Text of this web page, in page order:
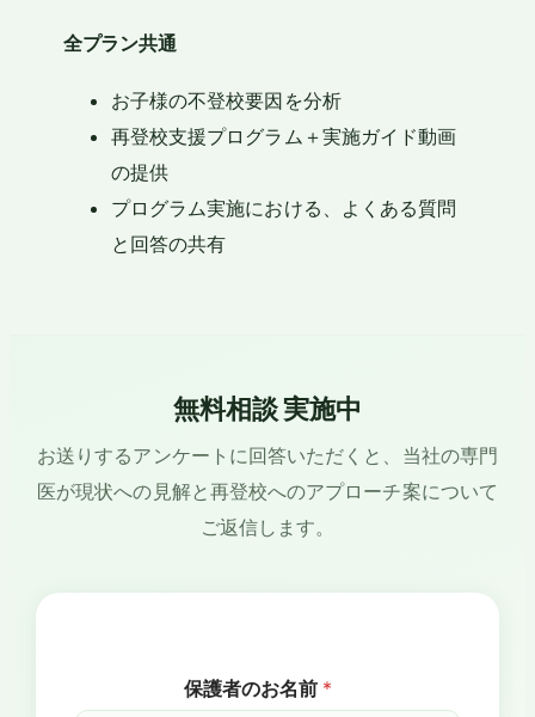
全プラン共通
お子様の不登校要因を分析
再登校支援プログラム＋実施ガイド動画
の提供
プログラム実施における、よくある質問
と回答の共有
無料相談 実施中
お送りするアンケートに回答いただくと、当社の専門
医が現状への見解と再登校へのアプローチ案について
ご返信します。
保護者のお名前 *